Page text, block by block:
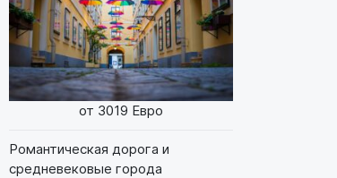
от 3019 Евро
Романтическая дорога и
средневековые города